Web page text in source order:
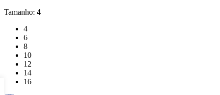
Tamanho: 4
Tamanho: 4
4
Tamanho: 6
6
Tamanho: 8
8
Tamanho: 10
10
Tamanho: 12
12
Tamanho: 14
14
Tamanho: 16
16